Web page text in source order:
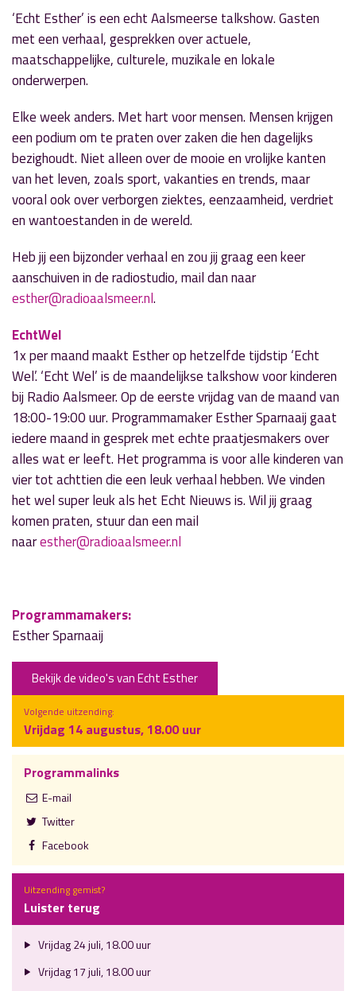
‘Echt Esther’ is een echt Aalsmeerse talkshow. Gasten
met een verhaal, gesprekken over actuele,
maatschappelijke, culturele, muzikale en lokale
onderwerpen.
Elke week anders. Met hart voor mensen. Mensen krijgen
een podium om te praten over zaken die hen dagelijks
bezighoudt. Niet alleen over de mooie en vrolijke kanten
van het leven, zoals sport, vakanties en trends, maar
vooral ook over verborgen ziektes, eenzaamheid, verdriet
en wantoestanden in de wereld.
Heb jij een bijzonder verhaal en zou jij graag een keer
aanschuiven in de radiostudio, mail dan naar
esther@radioaalsmeer.nl.
EchtWel
1x per maand maakt Esther op hetzelfde tijdstip ‘Echt
Wel’. ‘Echt Wel’ is de maandelijkse talkshow voor kinderen
bij Radio Aalsmeer. Op de eerste vrijdag van de maandvan
18:00-19:00 uur. Programmamaker Esther Sparnaaij gaat
iedere maand in gesprek met echte praatjesmakers over
alles wat er leeft. Het programma is voor alle kinderen van
vier tot achttien die een leuk verhaal hebben. We vinden
het wel super leuk als het Echt Nieuws is. Wil jij graag
komen praten, stuur dan een mail
naaresther@radioaalsmeer.nl
Programmamakers:
Esther Sparnaaij
Bekijk de video's van Echt Esther
Volgende uitzending:
Vrijdag 14 augustus, 18.00 uur
Programmalinks
E-mail
Twitter
Facebook
Uitzending gemist?
Luister terug
Vrijdag 24 juli, 18.00 uur
Vrijdag 17 juli, 18.00 uur